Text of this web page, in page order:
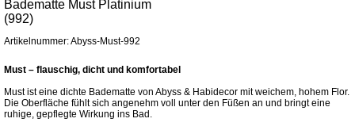
Badematte Must Platinium
(992)
Artikelnummer: Abyss-Must-992
Must – flauschig, dicht und komfortabel
Must ist eine dichte Badematte von Abyss & Habidecor mit weichem, hohem Flor.
Die Oberfläche fühlt sich angenehm voll unter den Füßen an und bringt eine
ruhige, gepflegte Wirkung ins Bad.